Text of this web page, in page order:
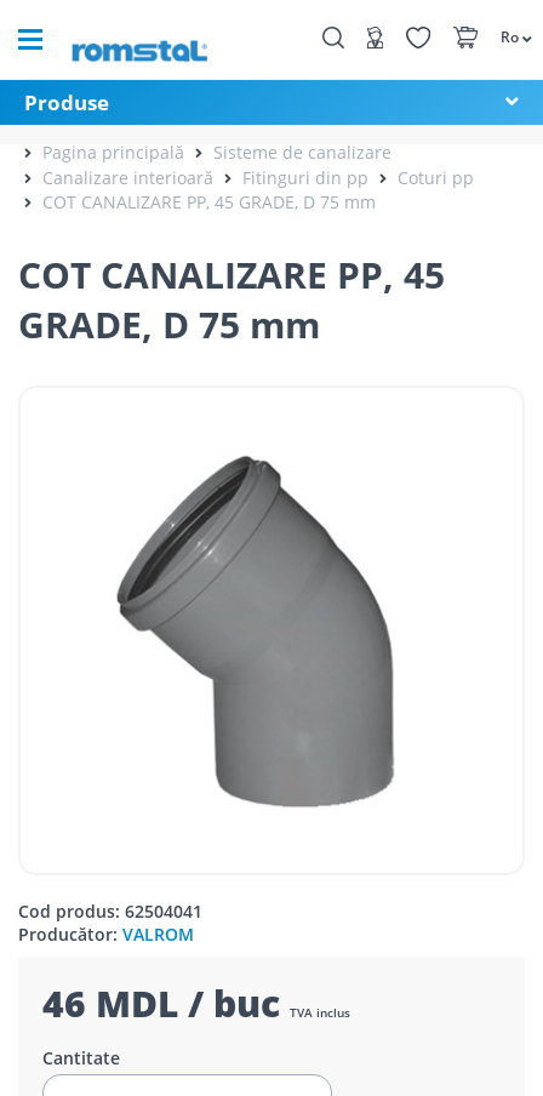
Ro
Produse
Pagina principală
Sisteme de canalizare
Canalizare interioară
Fitinguri din pp
Coturi pp
COT CANALIZARE PP, 45 GRADE, D 75 mm
COT CANALIZARE PP, 45
GRADE, D 75 mm
Cod produs: 62504041
Producător: VALROM
46 MDL / buc TVA inclus
Cantitate